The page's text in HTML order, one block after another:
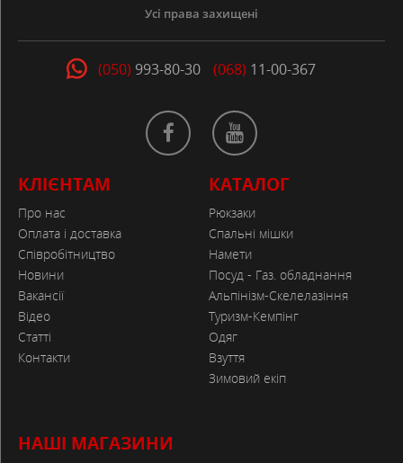
Усі права захищені
(050) 993-80-30 (068) 11-00-367
КЛІЄНТАМ
Про нас
Оплата і доставка
Співробітництво
Новини
Вакансії
Відео
Статті
Контакти
КАТАЛОГ
Рюкзаки
Спальні мішки
Намети
Посуд - Газ. обладнання
Альпінізм-Скелелазіння
Туризм-Кемпінг
Одяг
Взуття
Зимовий екіп
НАШІ МАГАЗИНИ